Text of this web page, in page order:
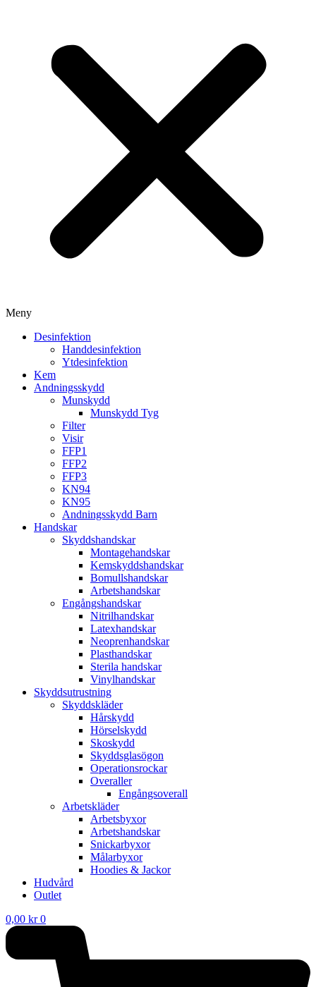
Meny
Desinfektion
Handdesinfektion
Ytdesinfektion
Kem
Andningsskydd
Munskydd
Munskydd Tyg
Filter
Visir
FFP1
FFP2
FFP3
KN94
KN95
Andningsskydd Barn
Handskar
Skyddshandskar
Montagehandskar
Kemskyddshandskar
Bomullshandskar
Arbetshandskar
Engångshandskar
Nitrilhandskar
Latexhandskar
Neoprenhandskar
Plasthandskar
Sterila handskar
Vinylhandskar
Skyddsutrustning
Skyddskläder
Hårskydd
Hörselskydd
Skoskydd
Skyddsglasögon
Operationsrockar
Overaller
Engångsoverall
Arbetskläder
Arbetsbyxor
Arbetshandskar
Snickarbyxor
Målarbyxor
Hoodies & Jackor
Hudvård
Outlet
0,00 kr 0